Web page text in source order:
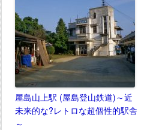
屋島山上駅 (屋島登山鉄道)～近
未来的な?レトロな超個性的駅舎
～